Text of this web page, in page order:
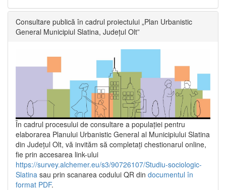
Consultare publică în cadrul proiectului „Plan Urbanistic
General Municipiul Slatina, Județul Olt”
În cadrul procesului de consultare a populaţiei pentru
elaborarea Planului Urbanistic General al Municipiului Slatina
din Județul Olt, vă invităm să completați chestionarul online,
fie prin accesarea link-ului
https://survey.alchemer.eu/s3/90726107/Studiu-sociologic-
Slatina sau prin scanarea codului QR din documentul în
format PDF.